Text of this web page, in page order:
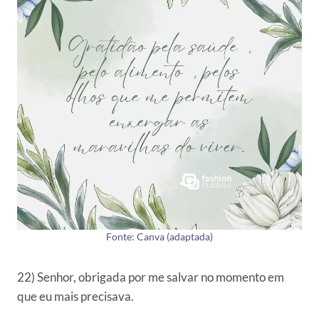
Fonte: Canva (adaptada)
22) Senhor, obrigada por me salvar no momento em
que eu mais precisava.